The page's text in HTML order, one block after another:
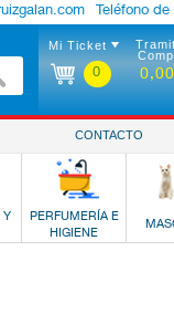
Teléfono
Mi Ticket
0
CONTACTO
Y
PERFUMERÍA E
HIGIENE